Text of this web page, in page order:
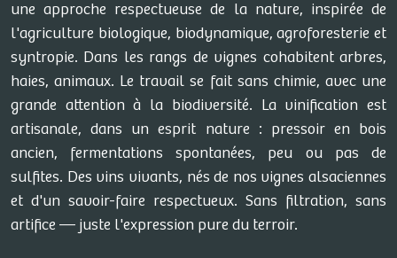
une approche respectueuse de la nature, inspirée de
l'agriculture biologique, biodynamique, agroforesterie et
syntropie. Dans les rangs de vignes cohabitent arbres,
haies, animaux. Le travail se fait sans chimie, avec une
grande attention à la biodiversité. La vinification est
artisanale, dans un esprit nature : pressoir en bois
ancien, fermentations spontanées, peu ou pas de
sulfites. Des vins vivants, nés de nos vignes alsaciennes
et d'un savoir-faire respectueux. Sans filtration, sans
artifice — juste l'expression pure du terroir.